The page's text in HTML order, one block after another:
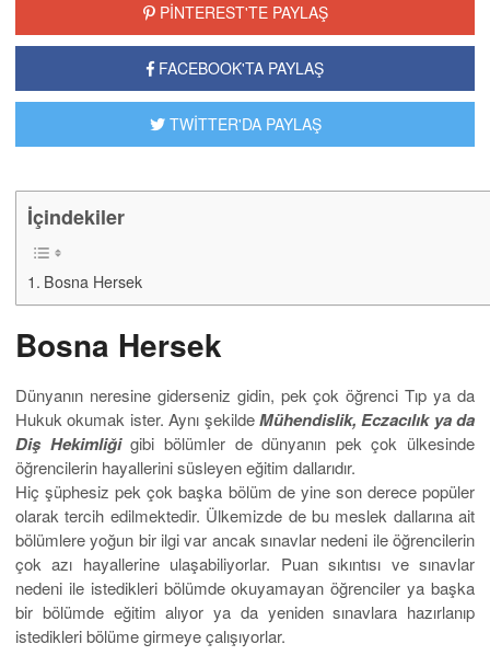
PİNTEREST'TE PAYLAŞ
FACEBOOK'TA PAYLAŞ
TWİTTER'DA PAYLAŞ
İçindekiler
Bosna Hersek
Bosna Hersek
Dünyanın neresine giderseniz gidin, pek çok öğrenci Tıp ya da
Hukuk okumak ister. Aynı şekildeMühendislik, Eczacılık ya da
Diş Hekimliğigibi bölümler de dünyanın pek çok ülkesinde
öğrencilerin hayallerini süsleyen eğitim dallarıdır.
Hiç şüphesiz pek çok başka bölüm de yine son derece popüler
olarak tercih edilmektedir. Ülkemizde de bu meslek dallarına ait
bölümlere yoğun bir ilgi var ancak sınavlar nedeni ile öğrencilerin
çok azı hayallerine ulaşabiliyorlar. Puan sıkıntısı ve sınavlar
nedeni ile istedikleri bölümde okuyamayan öğrenciler ya başka
bir bölümde eğitim alıyor ya da yeniden sınavlara hazırlanıp
istedikleri bölüme girmeye çalışıyorlar.